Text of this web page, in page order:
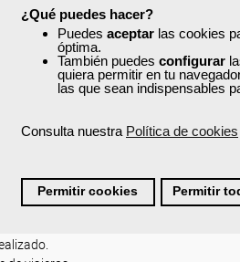
¿Qué puedes hacer?
Puedes aceptar las cookies
óptima.
También puedes configurar
quiera permitir en tu
las que sean indispensables
Consulta nuestra Política de cookies
Permitir cookies Permitir
afecta al sector.
para garantizar la responsabilidad
El SOVI.
del servicio en sus distintas
Transporte).